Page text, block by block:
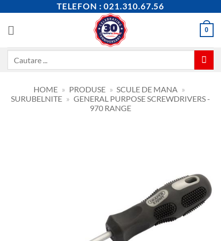
content
TELEFON : 021.310.67.56
0
HOME » PRODUSE » SCULE DE MANA »
SURUBELNITE » GENERAL PURPOSE SCREWDRIVERS -
970 RANGE